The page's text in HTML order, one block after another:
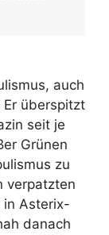
auch
überspitzt
seit je
Grünen
zu
verpatzten
in Asterix-
danach